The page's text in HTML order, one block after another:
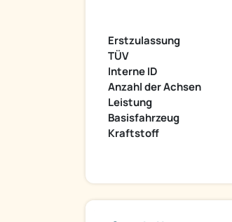
Erstzulassung
TÜV
Interne ID
Anzahl der Achsen
Leistung
Basisfahrzeug
Kraftstoff